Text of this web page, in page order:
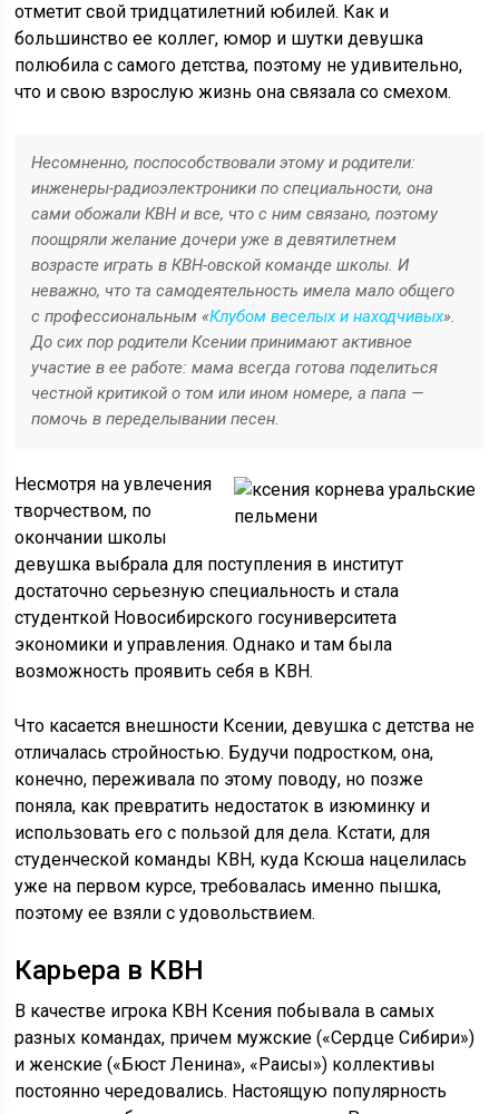
отметит свой тридцатилетний юбилей. Как и
большинство ее коллег, юмор и шутки девушка
полюбила с самого детства, поэтому не удивительно,
что и свою взрослую жизнь она связала со смехом.
Несомненно, поспособствовали этому и родители:
инженеры-радиоэлектроники по специальности, она
сами обожали КВН и все, что с ним связано, поэтому
поощряли желание дочери уже в девятилетнем
возрасте играть в КВН-овской команде школы. И
неважно, что та самодеятельность имела мало общего
с профессиональным «Клубом веселых и находчивых».
До сих пор родители Ксении принимают активное
участие в ее работе: мама всегда готова поделиться
честной критикой о том или ином номере, а папа —
помочь в переделывании песен.
Несмотря на увлечения
творчеством, по
окончании школы
девушка выбрала для поступления в институт
достаточно серьезную специальность и стала
студенткой Новосибирского госуниверситета
экономики и управления. Однако и там была
возможность проявить себя в КВН.
Что касается внешности Ксении, девушка с детства не
отличалась стройностью. Будучи подростком, она,
конечно, переживала по этому поводу, но позже
поняла, как превратить недостаток в изюминку и
использовать его с пользой для дела. Кстати, для
студенческой команды КВН, куда Ксюша нацелилась
уже на первом курсе, требовалась именно пышка,
поэтому ее взяли с удовольствием.
Карьера в КВН
В качестве игрока КВН Ксения побывала в самых
разных командах, причем мужские («Сердце Сибири»)
и женские («Бюст Ленина», «Раисы») коллективы
постоянно чередовались. Настоящую популярность